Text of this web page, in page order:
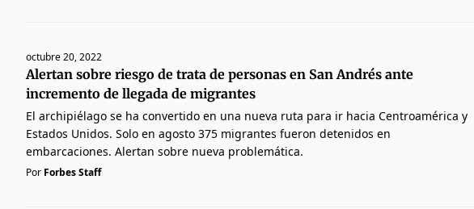
octubre 20, 2022
Alertan sobre riesgo de trata de personas en San Andrés ante
incremento de llegada de migrantes
El archipiélago se ha convertido en una nueva ruta para ir hacia Centroamérica y
Estados Unidos. Solo en agosto 375 migrantes fueron detenidos en
embarcaciones. Alertan sobre nueva problemática.
Por Forbes Staff